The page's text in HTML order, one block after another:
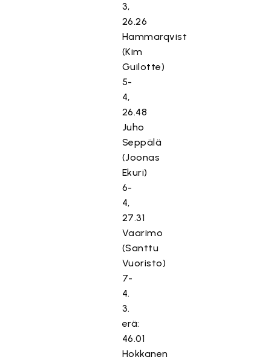
3,
26.26
Hammarqvist
(Kim
Guilotte)
5-
4,
26.48
Juho
Seppälä
(Joonas
Ekuri)
6-
4,
27.31
Vaarimo
(Santtu
Vuoristo)
7-
4.
3.
erä:
46.01
Hokkanen